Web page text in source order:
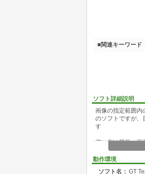
ソフト詳細説明
画像の指定範囲内
のソフトですが、
す
使い方は簡単。画
で認識させるだ
に表示されるので
対応する画像形式
動作環境
ソフト名： GT
■関連キーワード